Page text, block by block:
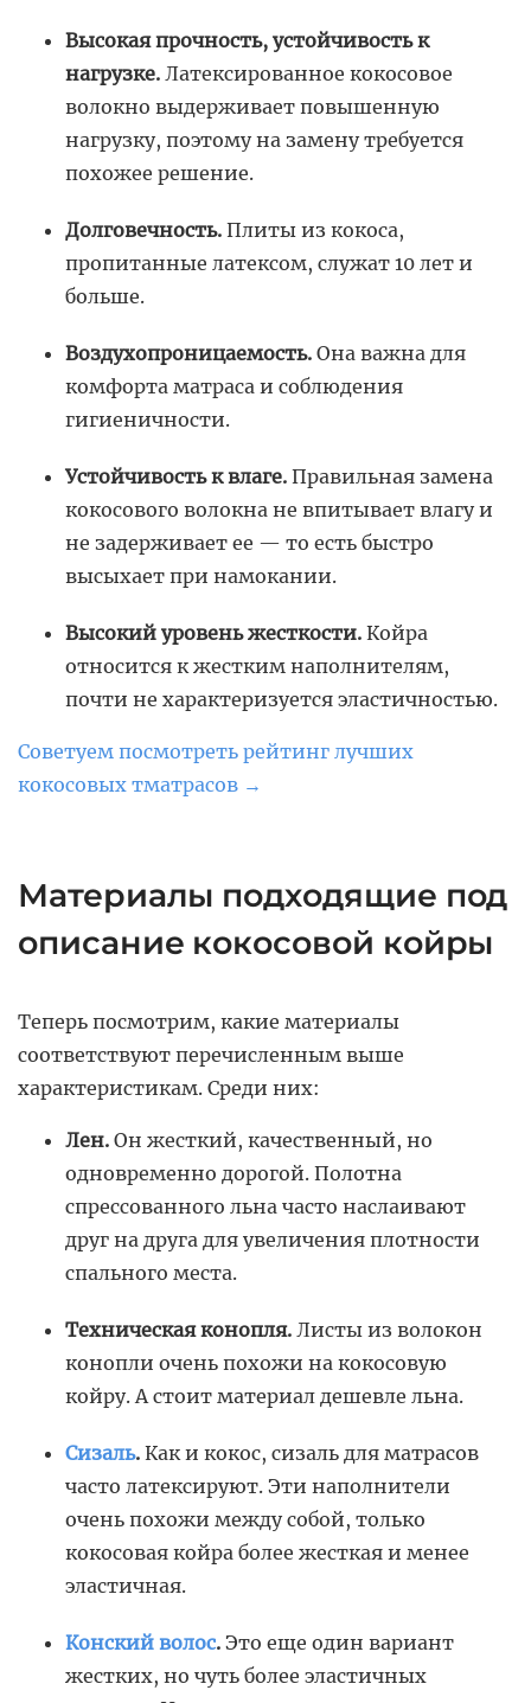
Высокая прочность, устойчивость к
нагрузке. Латексированное кокосовое
волокно выдерживает повышенную
нагрузку, поэтому на замену требуется
похожее решение.
Долговечность. Плиты из кокоса,
пропитанные латексом, служат 10 лет и
больше.
Воздухопроницаемость. Она важна для
комфорта матраса и соблюдения
гигиеничности.
Устойчивость к влаге. Правильная замена
кокосового волокна не впитывает влагу и
не задерживает ее — то есть быстро
высыхает при намокании.
Высокий уровень жесткости. Койра
относится к жестким наполнителям,
почти не характеризуется эластичностью.
Советуем посмотреть рейтинг лучших
кокосовых тматрасов →
Материалы подходящие под
описание кокосовой койры
Теперь посмотрим, какие материалы
соответствуют перечисленным выше
характеристикам. Среди них:
Лен. Он жесткий, качественный, но
одновременно дорогой. Полотна
спрессованного льна часто наслаивают
друг на друга для увеличения плотности
спального места.
Техническая конопля. Листы из волокон
конопли очень похожи на кокосовую
койру. А стоит материал дешевле льна.
Сизаль. Как и кокос, сизаль для матрасов
часто латексируют. Эти наполнители
очень похожи между собой, только
кокосовая койра более жесткая и менее
эластичная.
Конский волос. Это еще один вариант
жестких, но чуть более эластичных